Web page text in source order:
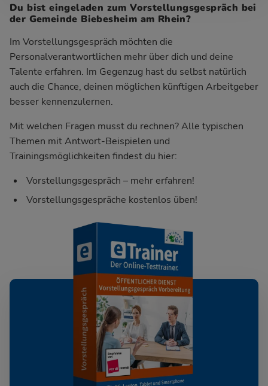
Du bist eingeladen zum Vorstellungsgespräch bei
der Gemeinde Biebesheim am Rhein?
Im Vorstellungsgespräch möchten die
Personalverantwortlichen mehr über dich und deine
Talente erfahren. Im Gegenzug hast du selbst natürlich
auch die Chance, deinen möglichen künftigen Arbeitgeber
besser kennenzulernen.
Mit welchen Fragen musst du rechnen? Alle typischen
Themen mit Antwort-Beispielen und
Trainingsmöglichkeiten findest du hier:
Vorstellungsgespräch – mehr erfahren!
Vorstellungsgespräche kostenlos üben!